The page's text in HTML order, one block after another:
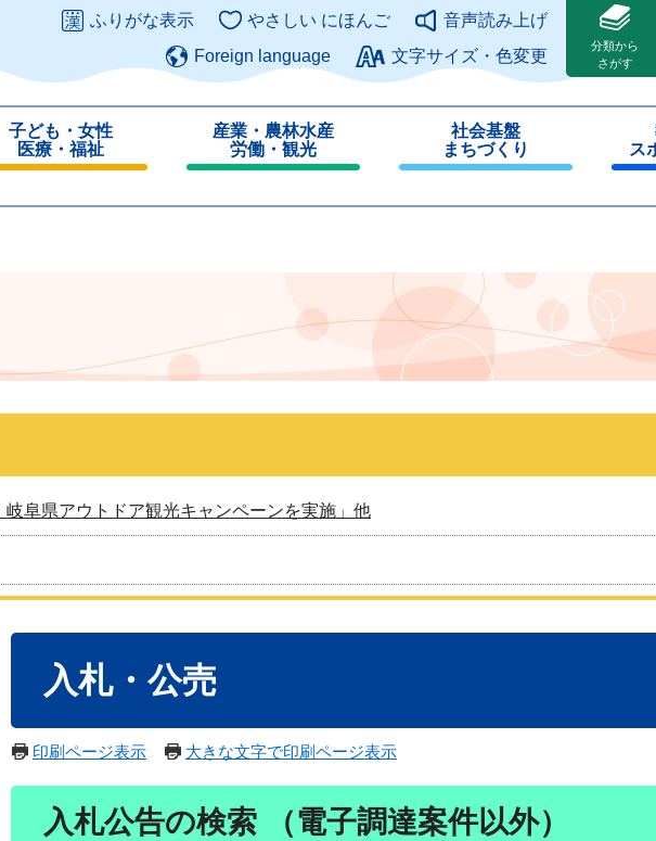
このページの本文へ
ふりがな表示 やさしい にほんご
音声読み上げ
Foreign language
文字サイズ・色変更
分類から
さがす
子ども・女性
医療・福祉
産業・農林水産
労働・観光
じ
社会基盤
まちづくり
じ
ス
じ
阜県アウトドア観光キャンペーンを実施」他
入札・公売
印刷ページ表示 大きな文字で印刷ページ表示
入札公告の検索 （電子調達案件以外）